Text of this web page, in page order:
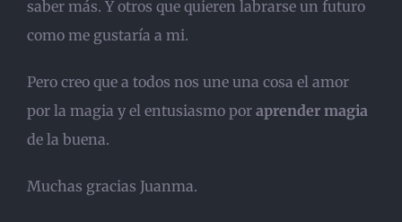
saber más. Y otros que quieren labrarse un futuro
como me gustaría a mi.
Pero creo que a todos nos une una cosa el amor
por la magia y el entusiasmo por aprender magia
de la buena.
Muchas gracias Juanma.